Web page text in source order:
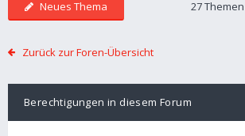
Neues Thema 27 Themen
Zurück zur Foren-Übersicht
Berechtigungen in diesem Forum